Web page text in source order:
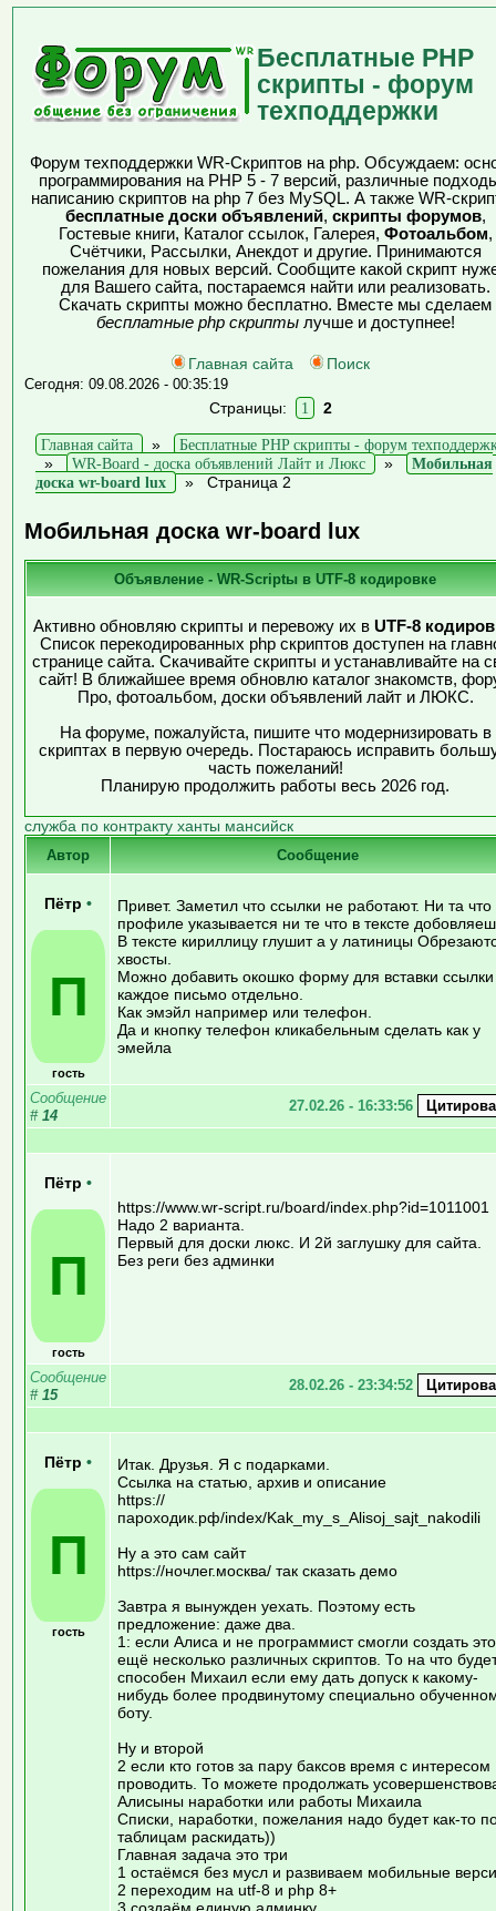
Бесплатные PHP
скрипты - форум
техподдержки
Форум техподдержки WR-Скриптов на php. Обсуждаем:
программирования на PHP 5 - 7 версий, различные
написанию скриптов на php 7 без MySQL. А также WR-
бесплатные доски объявлений, скрипты форумов,
Гостевые книги, Каталог ссылок, Галерея, Фотоальбом,
Счётчики, Рассылки, Анекдот и другие. Принимаются
пожелания для новых версий. Сообщите какой скрипт
для Вашего сайта, постараемся найти или реализовать.
Скачать скрипты можно бесплатно. Вместе мы сделаем
бесплатные php скриптылучше и доступнее!
Главная сайта Поиск
Сегодня: 09.08.2026 - 00:35:19
Страницы: 1 2
Главная сайта »
Бесплатные PHP скрипты - форум
»
WR-Board - доска объявлений Лайт и Люкс »
Мобильная
доска wr-board lux
» Страница 2
Мобильная доска wr-board lux
Объявление - WR-Scriptы в UTF-8 кодировке
Активно обновляю скрипты и перевожу их в UTF-8
Список перекодированных php скриптов доступен на
странице сайта. Скачивайте скрипты и устанавливайте на
сайт! В ближайшее время обновлю каталог знакомств,
Про, фотоальбом, доски объявлений лайт и ЛЮКС.
На форуме, пожалуйста, пишите что модернизировать в
скриптах в первую очередь. Постараюсь исправить
часть пожеланий!
Планирую продолжить работы весь 2026 год.
служба по контракту ханты мансийск
Автор Сообщение
Пётр •
П
гость
Привет. Заметил что ссылки не работают. Ни та что
профиле указывается ни те что в тексте
В тексте кириллицу глушит а у латиницы
хвосты.
Можно добавить окошко форму для вставки ссылки
каждое письмо отдельно.
Как эмэйл например или телефон.
Да и кнопку телефон кликабельным сделать как у
эмейла
Сообщение
# 14
27.02.26 - 16:33:56
Пётр •
П
гость
https://www.wr-script.ru/board/index.php?id=1011001
Надо 2 варианта.
Первый для доски люкс. И 2й заглушку для сайта.
Без реги без админки
Сообщение
# 15
28.02.26 - 23:34:52
Пётр •
П
гость
Итак. Друзья. Я с подарками.
Ссылка на статью, архив и описание
https://
пароходик.рф/index/Kak_my_s_Alisoj_sajt_nakodili
Ну а это сам сайт
https://ночлег.москва/ так сказать демо
Завтра я вынужден уехать. Поэтому есть
предложение: даже два.
1: если Алиса и не программист смогли создать
ещё несколько различных скриптов. То на что
способен Михаил если ему дать допуск к какому-
нибудь более продвинутому специально
боту.
Ну и второй
2 если кто готов за пару баксов время с интересом
проводить. То можете продолжать
Алисыны наработки или работы Михаила
Списки, наработки, пожелания надо будет как-то
таблицам раскидать))
Главная задача это три
1 остаёмся без мусл и развиваем мобильные
2 переходим на utf-8 и php 8+
3 создаём единую админку